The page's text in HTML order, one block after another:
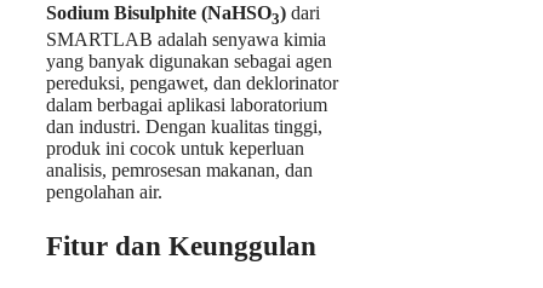
Sodium Bisulphite (NaHSO3) dari
SMARTLAB adalah senyawa kimia
yang banyak digunakan sebagai agen
pereduksi, pengawet, dan deklorinator
dalam berbagai aplikasi laboratorium
dan industri. Dengan kualitas tinggi,
produk ini cocok untuk keperluan
analisis, pemrosesan makanan, dan
pengolahan air.
Fitur dan Keunggulan